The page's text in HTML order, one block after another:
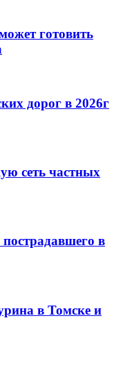
готовить
дорог в 2026г
сеть частных
в
в Томске и